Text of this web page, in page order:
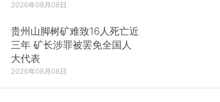
2026年08月08日
贵州山脚树矿难致16人死亡近
三年 矿长涉罪被罢免全国人
大代表
2026年08月08日